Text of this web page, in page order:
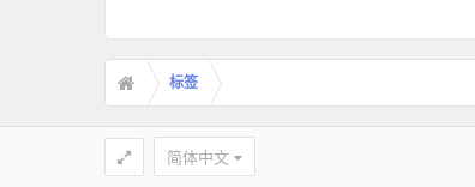
标签
简体中文